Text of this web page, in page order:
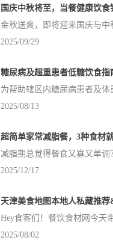
国庆中秋将至，当餐健康饮食
2025/09/29
糖尿病及超重患者低糖饮食指
2025/08/13
2025/12/17
天津美食地图本地人私藏推
2025/08/02